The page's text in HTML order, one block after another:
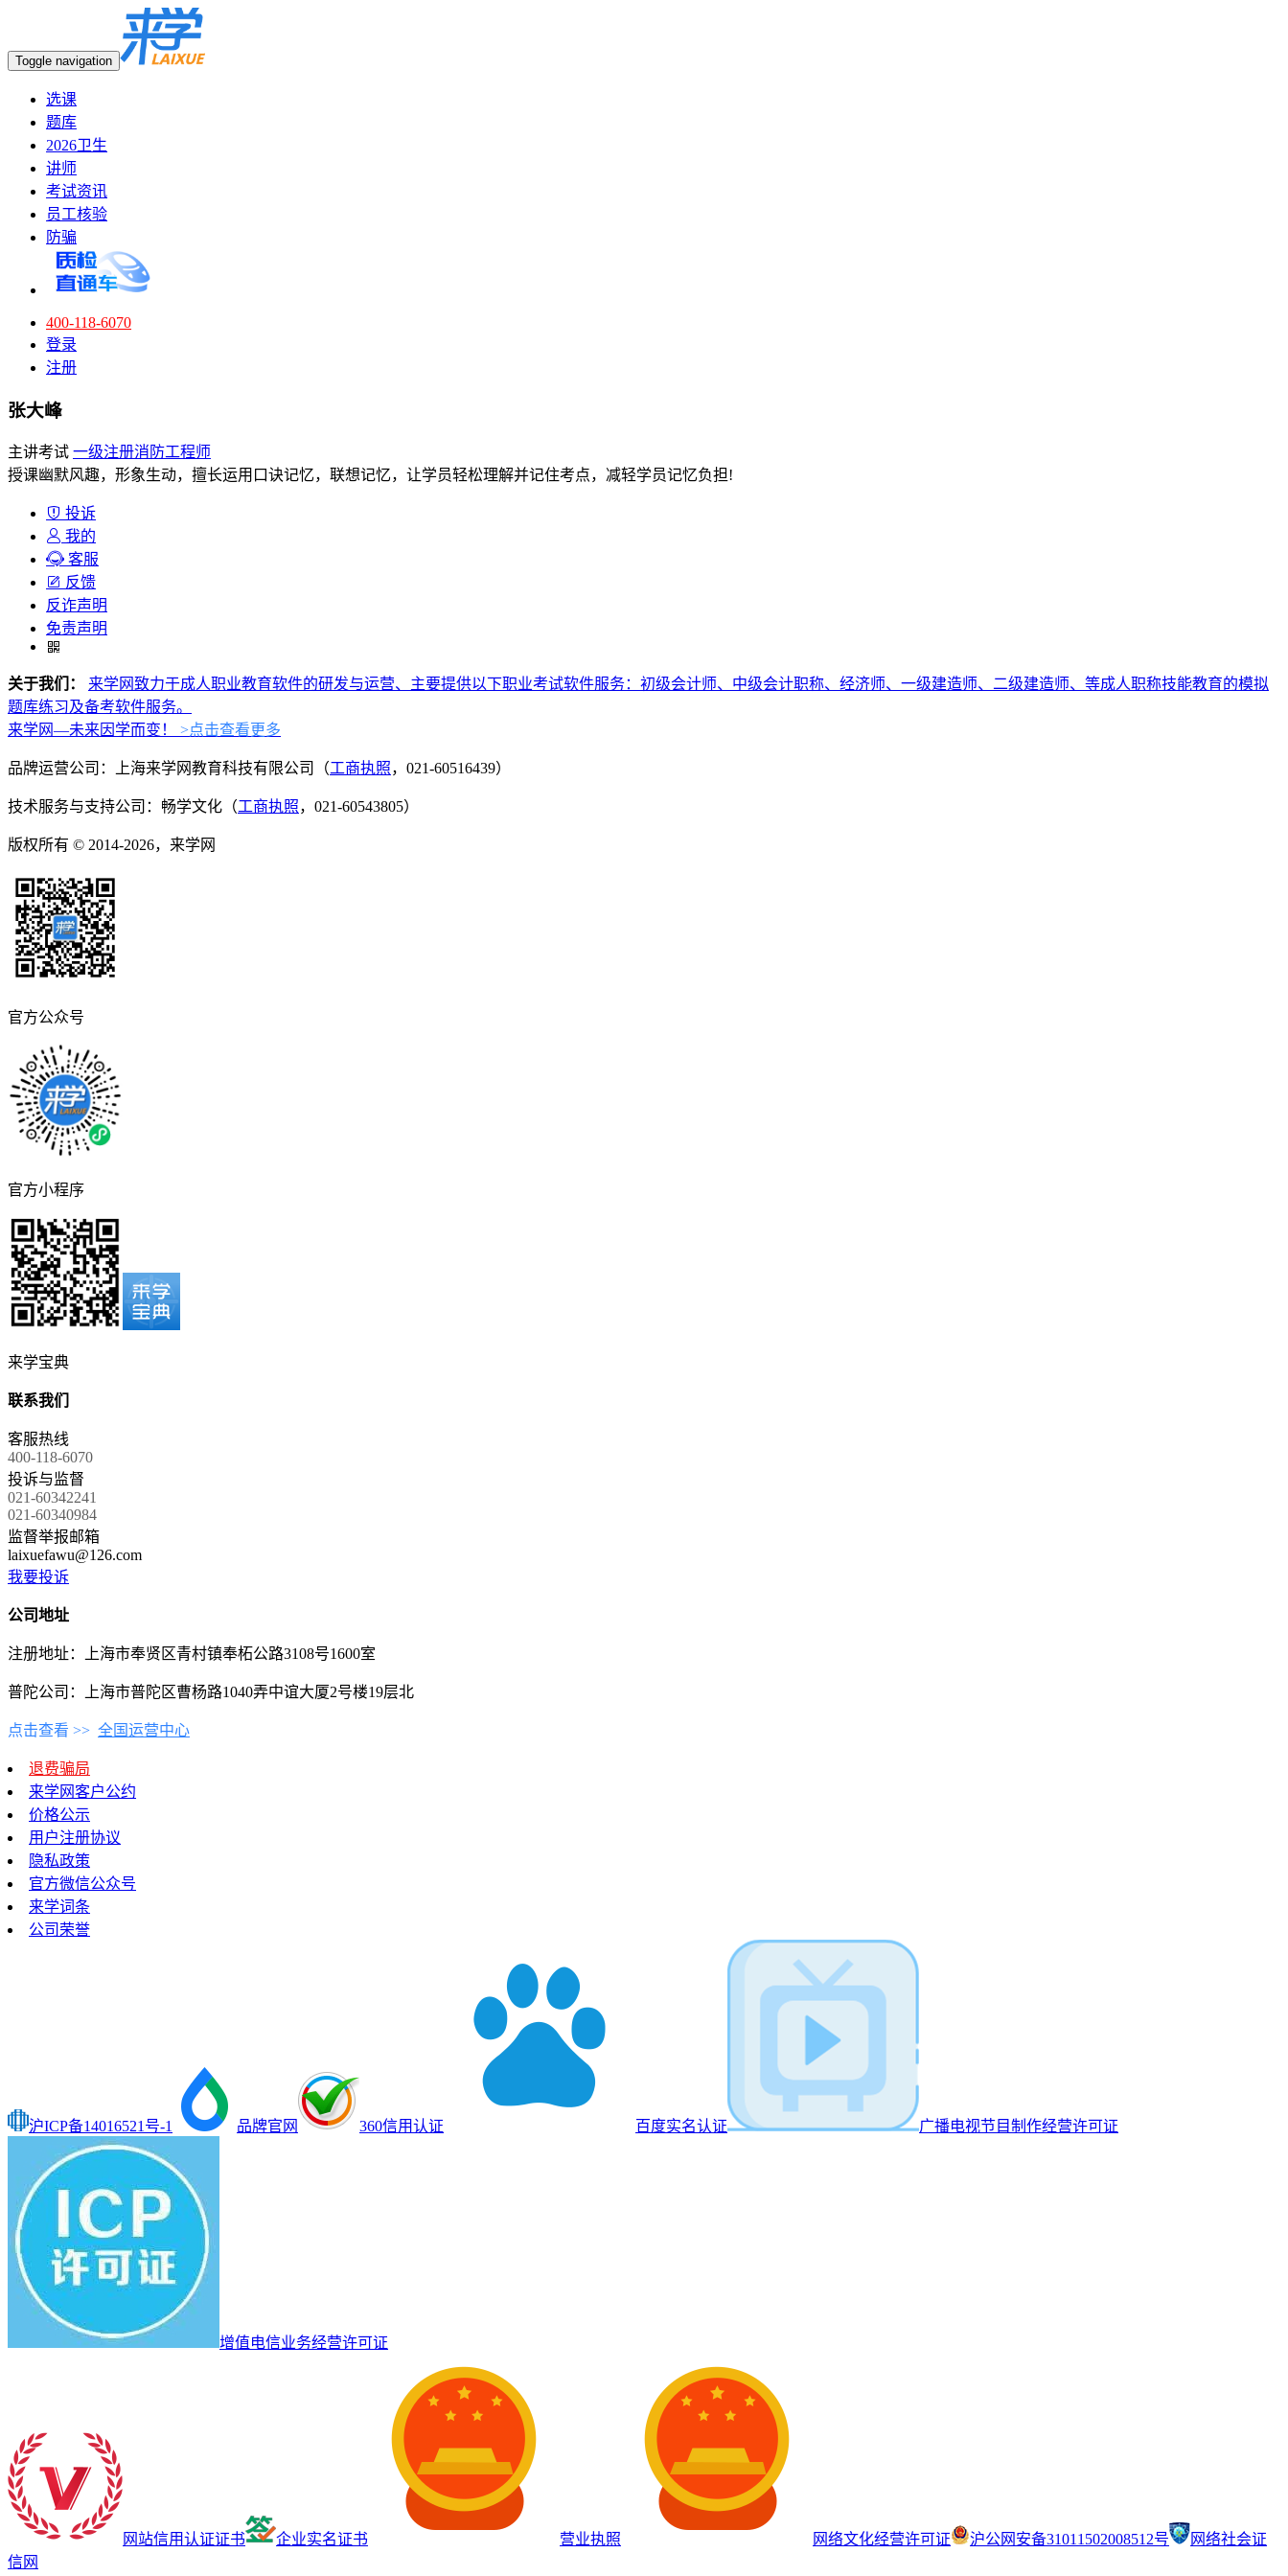
Toggle navigation
选课
题库
2026卫生
讲师
考试资讯
员工核验
防骗
400-118-6070
登录
注册
张大峰
主讲考试 一级注册消防工程师
授课幽默风趣，形象生动，擅长运用口诀记忆，联想记忆，让学员轻松理解并记住考点，减轻学员记忆负担!
投诉
我的
客服
反馈
反诈声明
免责声明
关于我们：
来学网致力于成人职业教育软件的研发与运营、主要提供以下职业考试软件服务：初级会计师、中级会计职称、经济师、一级建造师、二级建造师、等成人职称技能教育的模拟
题库练习及备考软件服务。
来学网—未来因学而变！
>点击查看更多
品牌运营公司：上海来学网教育科技有限公司（工商执照，021-60516439）
技术服务与支持公司：畅学文化（工商执照，021-60543805）
版权所有 © 2014-2026，来学网
官方公众号
官方小程序
来学宝典
联系我们
客服热线
400-118-6070
投诉与监督
021-60342241
021-60340984
监督举报邮箱
laixuefawu@126.com
我要投诉
公司地址
注册地址：上海市奉贤区青村镇奉柘公路3108号1600室
普陀公司：上海市普陀区曹杨路1040弄中谊大厦2号楼19层北
点击查看 >> 全国运营中心
退费骗局
来学网客户公约
价格公示
用户注册协议
隐私政策
官方微信公众号
来学词条
公司荣誉
沪ICP备14016521号-1 品牌官网 360信用认证 百度实名认证 广播电视节目制作经营许可证
增值电信业务经营许可证
网站信用认证证书 企业实名证书 营业执照 网络文化经营许可证 沪公网安备31011502008512号
网络社会证
信网